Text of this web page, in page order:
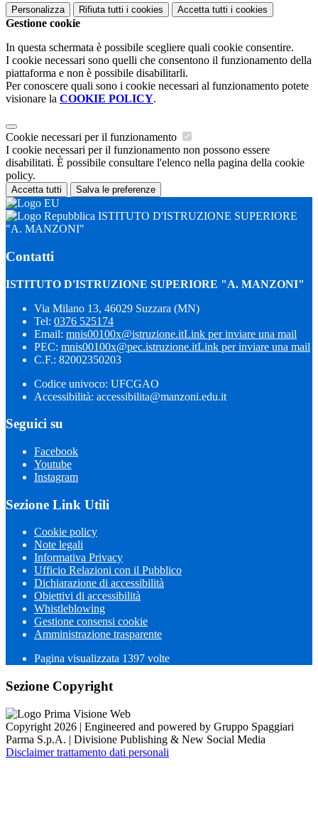
Personalizza Rifiuta tutti i cookies Accetta tutti i cookies
Gestione cookie
In questa schermata è possibile scegliere quali cookie consentire.
I cookie necessari sono quelli che consentono il funzionamento della
piattaforma e non è possibile disabilitarli.
Per conoscere quali sono i cookie necessari al funzionamento potete
visionare la COOKIE POLICY.
Cookie necessari per il funzionamento
I cookie necessari per il funzionamento non possono essere
disabilitati. È possibile consultare l'elenco nella pagina della cookie
policy.
Accetta tutti Salva le preferenze
ISTITUTO D'ISTRUZIONE SUPERIORE
"A. MANZONI"
Contatti
ISTITUTO D'ISTRUZIONE SUPERIORE "A. MANZONI"
Via Milano 13, 46029 Suzzara (MN)
Tel: 0376 525174
Email: mnis00100x@istruzione.itLink per inviare una mail
PEC: mnis00100x@pec.istruzione.itLink per inviare una mail
C.F.: 82002350203
Codice univoco: UFCGAO
Accessibilità: accessibilita@manzoni.edu.it
Seguici su
Facebook
Youtube
Instagram
Sezione Link Utili
Cookie policy
Note legali
Informativa Privacy
Ufficio Relazioni con il Pubblico
Dichiarazione di accessibilità
Obiettivi di accessibilità
Whistleblowing
Gestione consensi cookie
Amministrazione trasparente
Pagina visualizzata 1397 volte
Sezione Copyright
Copyright 2026 | Engineered and powered by Gruppo Spaggiari
Parma S.p.A. | Divisione Publishing & New Social Media
Disclaimer trattamento dati personali